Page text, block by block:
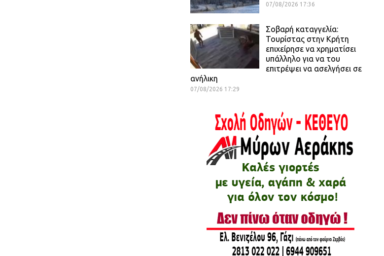
07/08/2026 17:36
Σοβαρή καταγγελία:
Τουρίστας στην Κρήτη
επιχείρησε να χρηματίσει
υπάλληλο για να του
επιτρέψει να ασελγήσει σε
ανήλικη
07/08/2026 17:29